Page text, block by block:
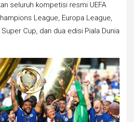
seluruh kompetisi resmi UEFA
League, Europa League,
Cup, dan dua edisi Piala Dunia